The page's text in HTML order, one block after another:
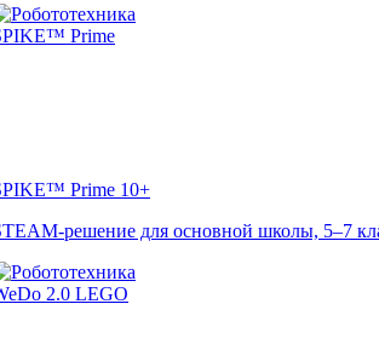
Prime 10+
решение для основной школы, 5–7